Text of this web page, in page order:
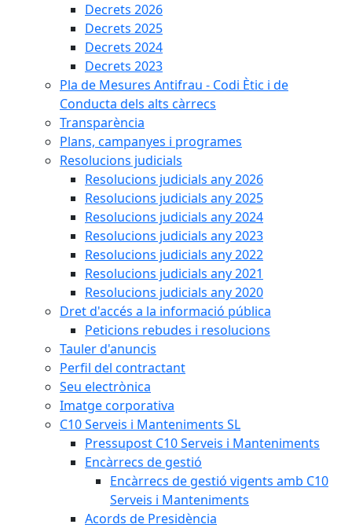
Decrets 2026
Decrets 2025
Decrets 2024
Decrets 2023
Pla de Mesures Antifrau - Codi Ètic i de
Conducta dels alts càrrecs
Transparència
Plans, campanyes i programes
Resolucions judicials
Resolucions judicials any 2026
Resolucions judicials any 2025
Resolucions judicials any 2024
Resolucions judicials any 2023
Resolucions judicials any 2022
Resolucions judicials any 2021
Resolucions judicials any 2020
Dret d'accés a la informació pública
Peticions rebudes i resolucions
Tauler d'anuncis
Perfil del contractant
Seu electrònica
Imatge corporativa
C10 Serveis i Manteniments SL
Pressupost C10 Serveis i Manteniments
Encàrrecs de gestió
Encàrrecs de gestió vigents amb C10
Serveis i Manteniments
Acords de Presidència